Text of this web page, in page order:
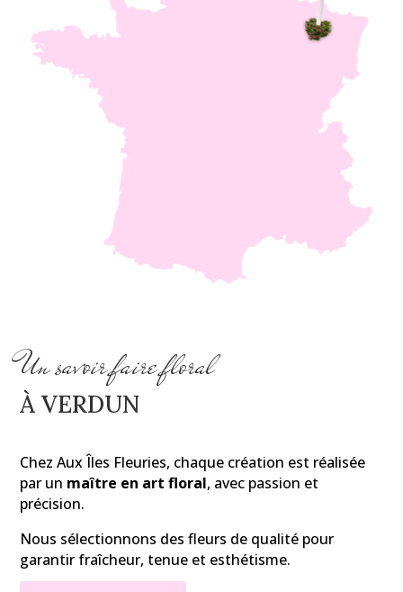
Un savoir faire floral
À VERDUN
Chez Aux Îles Fleuries, chaque création est réalisée
par un maître en art floral, avec passion et
précision.
Nous sélectionnons des fleurs de qualité pour
garantir fraîcheur, tenue et esthétisme.